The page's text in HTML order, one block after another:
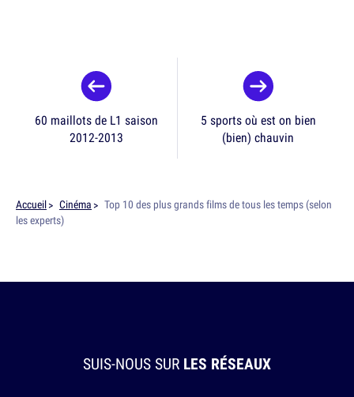
60 maillots de L1 saison
2012-2013
5 sports où est on bien
(bien) chauvin
Accueil Cinéma
Top 10 des plus grands films de tous les temps (selon
les experts)
SUIS-NOUS SUR LES RÉSEAUX